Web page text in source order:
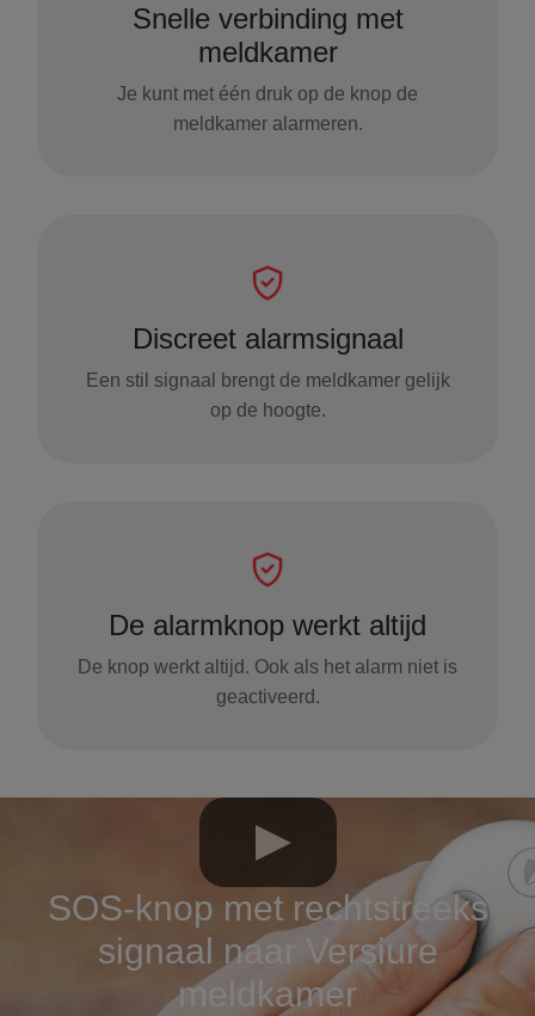
Snelle verbinding met
meldkamer
Je kunt met één druk op de knop de
meldkamer alarmeren.
Discreet alarmsignaal
Een stil signaal brengt de meldkamer gelijk
op de hoogte.
De alarmknop werkt altijd
De knop werkt altijd. Ook als het alarm niet is
geactiveerd.
SOS-knop met rechtstreeks
signaal naar Versiure
meldkamer